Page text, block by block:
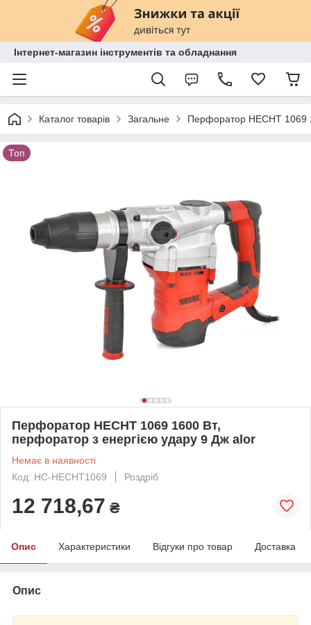
Інтернет-магазин інструментів та обладнання
Каталог товарів Загальне Перфоратор HECHT 1069
Топ
Перфоратор HECHT 1069 1600 Вт,
перфоратор з енергією удару 9 Дж alor
Немає в наявності
Код: HC-HECHT1069
Роздріб
12 718,67 ₴
Опис Характеристики Відгуки про товар Доставка
Опис